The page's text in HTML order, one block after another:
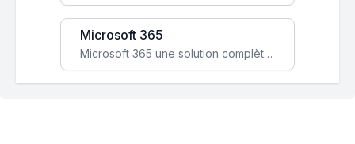
Microsoft 365
Microsoft 365 une solution complète qui booste votre productivité, renforce la sécurité de vos données et facilite la collaboration.